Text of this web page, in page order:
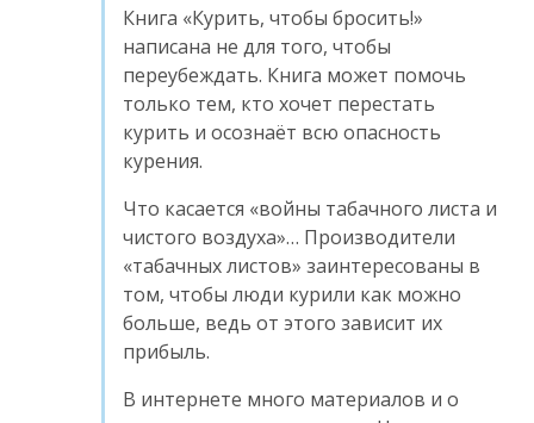
Книга «Курить, чтобы бросить!»
написана не для того, чтобы
переубеждать. Книга может помочь
только тем, кто хочет перестать
курить и осознаёт всю опасность
курения.
Что касается «войны табачного листа и
чистого воздуха»… Производители
«табачных листов» заинтересованы в
том, чтобы люди курили как можно
больше, ведь от этого зависит их
прибыль.
В интернете много материалов и о